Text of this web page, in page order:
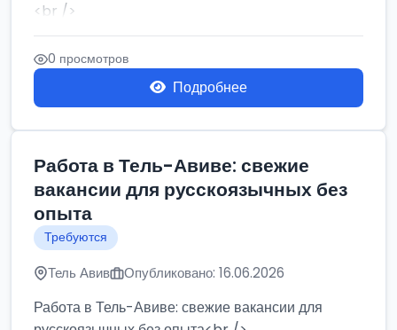
<br />
Работа в Нетании на мебельном производстве:
требу...
0 просмотров
Подробнее
Работа в Тель-Авиве: свежие
вакансии для русскоязычных без
опыта
Требуются
Тель Авив Опубликовано: 16.06.2026
Работа в Тель-Авиве: свежие вакансии для